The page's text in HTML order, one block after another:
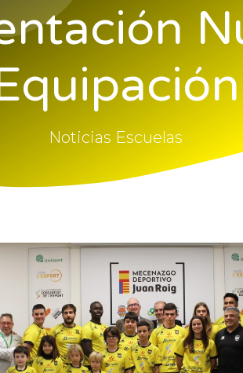
Noticias Escuelas